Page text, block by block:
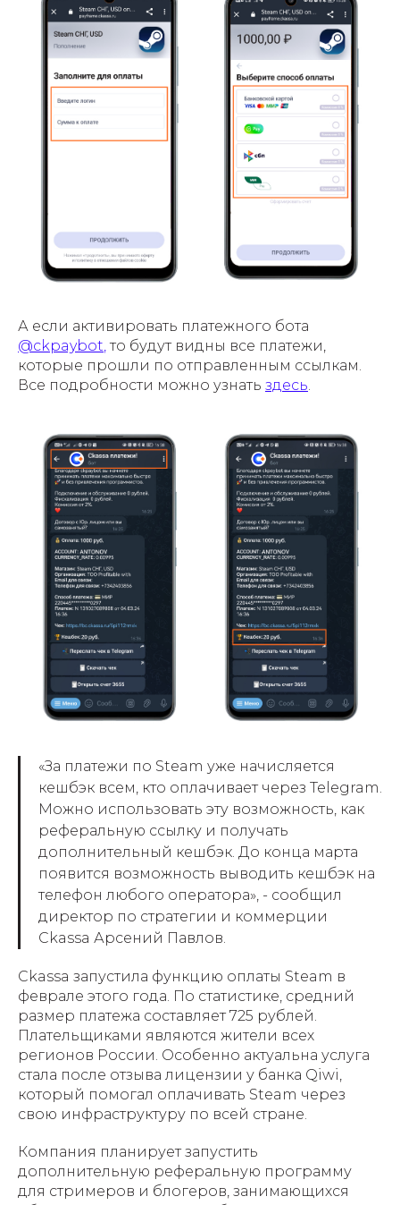
А если активировать платежного бота
@ckpaybot,то будут видны все платежи,
которые прошли по отправленным ссылкам.
Все подробности можно узнать здесь.
«За платежи по Steam уже начисляется
кешбэк всем, кто оплачивает через Telegram.
Можно использовать эту возможность, как
реферальную ссылку и получать
дополнительный кешбэк. До конца марта
появится возможность выводить кешбэк на
телефон любого оператора», - сообщил
директор по стратегии и коммерции
Ckassa Арсений Павлов.
Ckassa запустила функцию оплаты Steam в
феврале этого года. По статистике, средний
размер платежа составляет 725 рублей.
Плательщиками являются жители всех
регионов России. Особенно актуальна услуга
стала после отзыва лицензии у банка Qiwi,
который помогал оплачивать Steam через
свою инфраструктуру по всей стране.
Компания планирует запустить
дополнительную реферальную программу
для стримеров и блогеров, занимающихся